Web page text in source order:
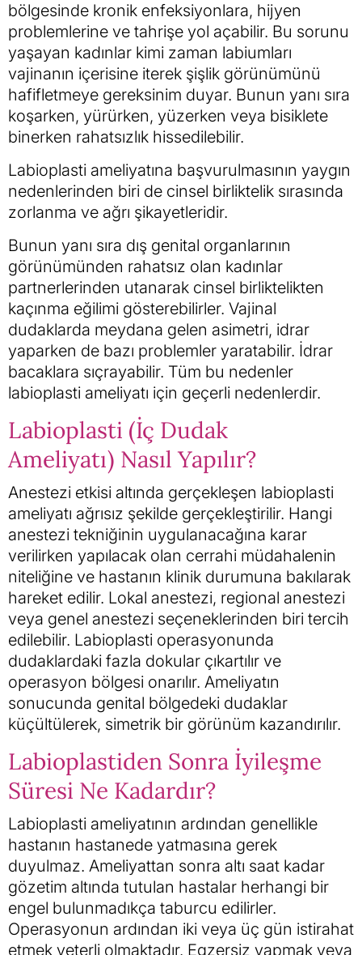
bölgesinde kronik enfeksiyonlara, hijyen
problemlerine ve tahrişe yol açabilir. Bu sorunu
yaşayan kadınlar kimi zaman labiumları
vajinanın içerisine iterek şişlik görünümünü
hafifletmeye gereksinim duyar. Bunun yanı sıra
koşarken, yürürken, yüzerken veya bisiklete
binerken rahatsızlık hissedilebilir.
Labioplasti ameliyatına başvurulmasının yaygın
nedenlerinden biri de cinsel birliktelik sırasında
zorlanma ve ağrı şikayetleridir.
Bunun yanı sıra dış genital organlarının
görünümünden rahatsız olan kadınlar
partnerlerinden utanarak cinsel birliktelikten
kaçınma eğilimi gösterebilirler. Vajinal
dudaklarda meydana gelen asimetri, idrar
yaparken de bazı problemler yaratabilir. İdrar
bacaklara sıçrayabilir. Tüm bu nedenler
labioplasti ameliyatı için geçerli nedenlerdir.
Labioplasti (İç Dudak
Ameliyatı) Nasıl Yapılır?
Anestezi etkisi altında gerçekleşen labioplasti
ameliyatı ağrısız şekilde gerçekleştirilir. Hangi
anestezi tekniğinin uygulanacağına karar
verilirken yapılacak olan cerrahi müdahalenin
niteliğine ve hastanın klinik durumuna bakılarak
hareket edilir. Lokal anestezi, regional anestezi
veya genel anestezi seçeneklerinden biri tercih
edilebilir. Labioplasti operasyonunda
dudaklardaki fazla dokular çıkartılır ve
operasyon bölgesi onarılır. Ameliyatın
sonucunda genital bölgedeki dudaklar
küçültülerek, simetrik bir görünüm kazandırılır.
Labioplastiden Sonra İyileşme
Süresi Ne Kadardır?
Labioplasti ameliyatının ardından genellikle
hastanın hastanede yatmasına gerek
duyulmaz. Ameliyattan sonra altı saat kadar
gözetim altında tutulan hastalar herhangi bir
engel bulunmadıkça taburcu edilirler.
Operasyonun ardından iki veya üç gün istirahat
etmek yeterli olmaktadır. Egzersiz yapmak veya